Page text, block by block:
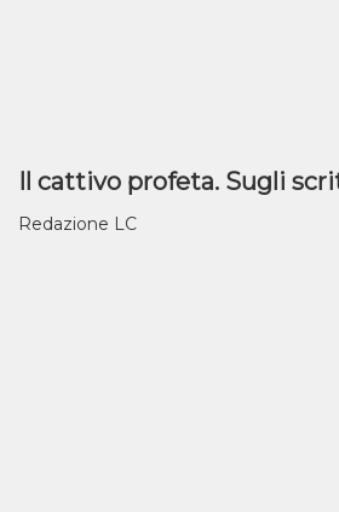
Il cattivo profeta. Sugli
Redazione LC